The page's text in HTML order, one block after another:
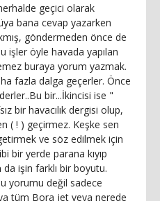
geçici olarak
bana cevap yazarken
göndermeden önce de
işler öyle havada yapılan
buraya yorum yazmak.
fazla dalga geçerler. Önce
bir...İkincisi ise "
bir havacılık dergisi olup,
( ! ) geçirmez. Keşke sen
ve söz edilmek için
bir yerde parana kıyıp
işin farklı bir boyutu.
yorumu değil sadece
tüm Bora jet veya nerede